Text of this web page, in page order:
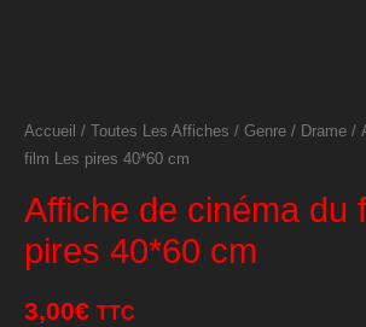
Accueil / Toutes Les Affiches / Genre / Drame /
film Les pires 40*60 cm
Affiche de cinéma du
pires 40*60 cm
3,00€ TTC